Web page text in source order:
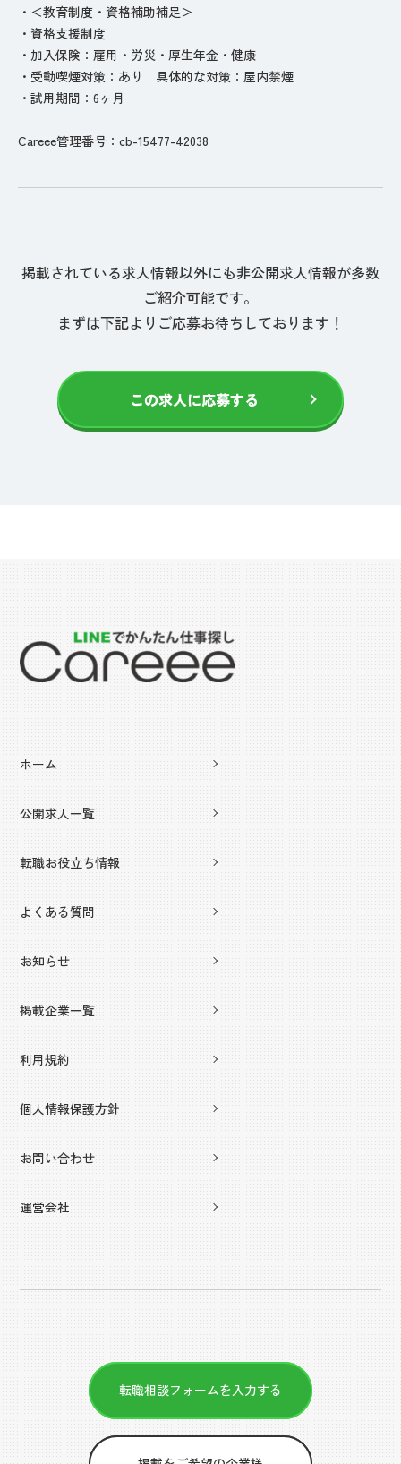
・＜教育制度・資格補助補足＞
・資格支援制度
・加入保険：雇用・労災・厚生年金・健康
・受動喫煙対策：あり 具体的な対策：屋内禁煙
・試用期間：6ヶ月
Careee管理番号：cb-15477-42038
掲載されている求人情報以外にも非公開求人情報が多数
ご紹介可能です。
まずは下記よりご応募お待ちしております！
この求人に応募する
ホーム
公開求人一覧
転職お役立ち情報
よくある質問
お知らせ
掲載企業一覧
利用規約
個人情報保護方針
お問い合わせ
運営会社
転職相談フォームを入力する